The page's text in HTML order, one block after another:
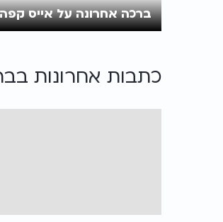
ברכה אחרונה על אייס קפה
כתבות אחרונות ב